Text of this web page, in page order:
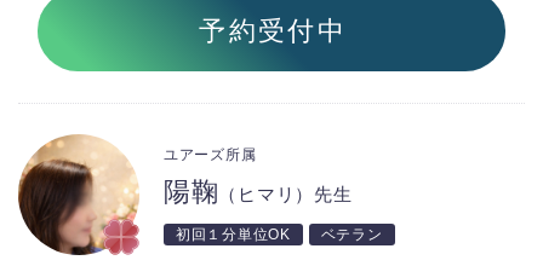
予約受付中
陽鞠 （ヒマリ）先生
ユアーズ所属
初回１分単位OK ベテラン